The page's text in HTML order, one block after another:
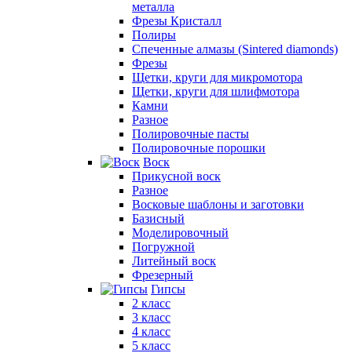
металла
Фрезы Кристалл
Полиры
Спеченные алмазы (Sintered diamonds)
Фрезы
Щетки, круги для микромотора
Щетки, круги для шлифмотора
Камни
Разное
Полировочные пасты
Полировочные порошки
Воск
Прикусной воск
Разное
Восковые шаблоны и заготовки
Базисный
Моделировочный
Погружной
Литейный воск
Фрезерный
Гипсы
2 класс
3 класс
4 класс
5 класс